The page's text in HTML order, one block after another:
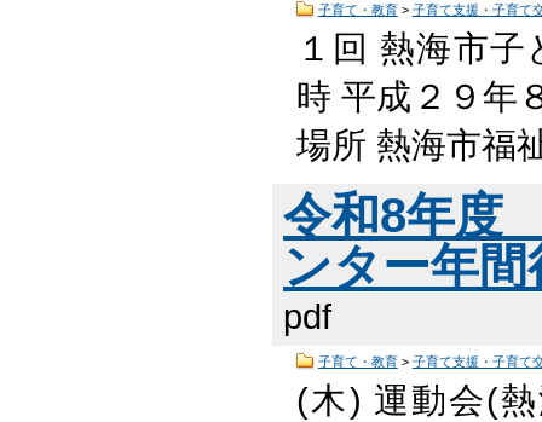
子育て・教育> 子育て支援・子育て
１回 熱海市子
時 平成２９年
場所 熱海市福
令和8年度
ンター年
pdf
子育て・教育> 子育て支援・子育て
(木) 運動会(